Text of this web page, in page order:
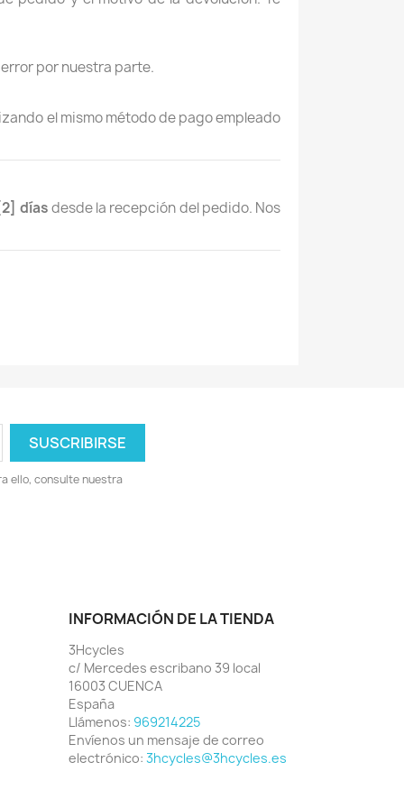
por nuestra parte.
el mismo método de pago empleado
[2] díasdesde la recepción del pedido. Nos
ello, consulte nuestra
INFORMACIÓN DE LA TIENDA
3Hcycles
c/ Mercedes escribano 39 local
16003 CUENCA
España
Llámenos: 969214225
Envíenos un mensaje de correo
electrónico: 3hcycles@3hcycles.es